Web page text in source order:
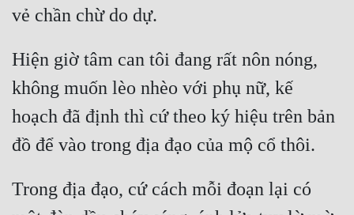
Hiện giờ tâm can tôi đang rất nôn nóng,
không muốn lèo nhèo với phụ nữ, kế
hoạch đã định thì cứ theo ký hiệu trên bản
Trong địa đạo, cứ cách mỗi đoạn lại có